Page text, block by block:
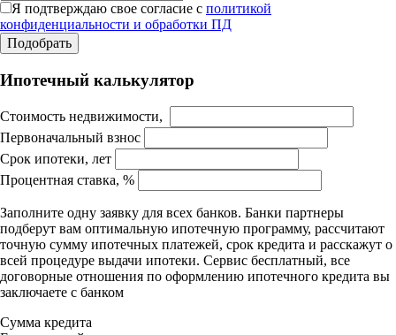
Я подтверждаю свое согласие с политикой
конфиденциальности и обработки ПД
Ипотечный калькулятор
Стоимость недвижимости,
Первоначальный взнос
Срок ипотеки, лет
Процентная ставка, %
Заполните одну заявку для всех банков. Банки партнеры
подберут вам оптимальную ипотечную программу, рассчитают
точную сумму ипотечных платежей, срок кредита и расскажут о
всей процедуре выдачи ипотеки. Сервис бесплатный, все
договорные отношения по оформлению ипотечного кредита вы
заключаете с банком
Сумма кредита